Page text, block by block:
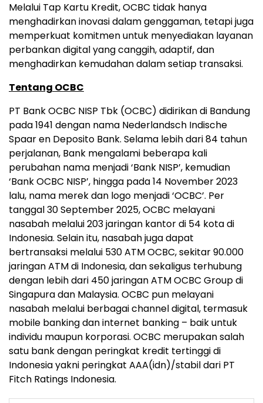
Melalui Tap Kartu Kredit, OCBC tidak hanya
menghadirkan inovasi dalam genggaman, tetapi juga
memperkuat komitmen untuk menyediakan layanan
perbankan digital yang canggih, adaptif, dan
menghadirkan kemudahan dalam setiap transaksi.
Tentang OCBC
PT Bank OCBC NISP Tbk (OCBC) didirikan di Bandung
pada 1941 dengan nama Nederlandsch Indische
Spaar en Deposito Bank. Selama lebih dari 84 tahun
perjalanan, Bank mengalami beberapa kali
perubahan nama menjadi ‘Bank NISP’, kemudian
‘Bank OCBC NISP’, hingga pada14 November 2023
lalu, nama merek dan logo menjadi ‘OCBC’. Per
tanggal30 September 2025, OCBC melayani
nasabah melalui 203 jaringan kantor di 54 kota di
Indonesia. Selain itu, nasabah juga dapat
bertransaksi melalui 530 ATM OCBC, sekitar 90.000
jaringan ATM di Indonesia, dan sekaligus terhubung
dengan lebih dari 450 jaringan ATM OCBC Group di
Singapura dan Malaysia. OCBC pun melayani
nasabah melalui berbagai channel digital, termasuk
mobile banking dan internet banking – baik untuk
individu maupun korporasi. OCBC merupakan salah
satu bank dengan peringkat kredit tertinggi di
Indonesiayakni peringkat AAA(idn)/stabil dari PT
Fitch Ratings Indonesia.